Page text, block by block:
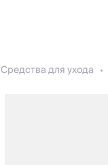
Средства для ухода